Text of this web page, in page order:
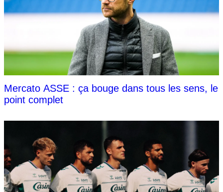
Mercato ASSE : ça bouge dans tous les sens, le
point complet